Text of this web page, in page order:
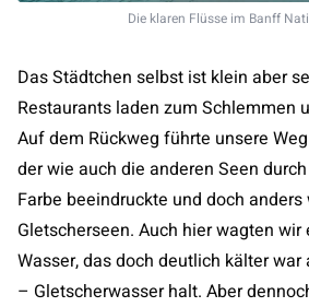
Die klaren Flüsse im Banff
Das Städtchen selbst ist klein aber
Restaurants laden zum Schlemmen
Auf dem Rückweg führte unsere
der wie auch die anderen Seen
Farbe beeindruckte und doch
Gletscherseen. Auch hier wagten
Wasser, das doch deutlich kälter
– Gletscherwasser halt. Aber